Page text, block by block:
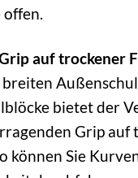
offen.
auf trockener
breiten
bietet der
Grip auf
können Sie